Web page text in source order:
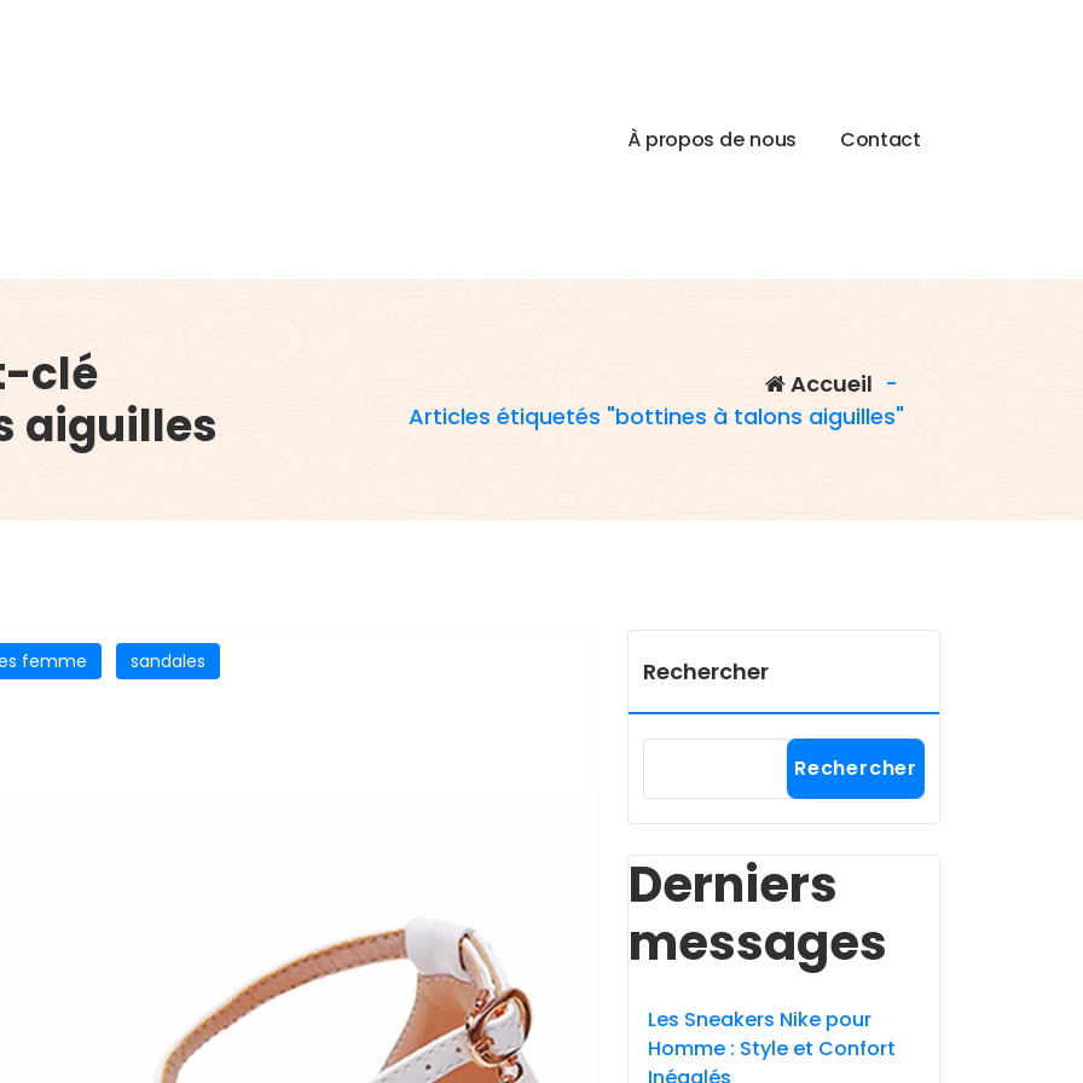
À propos de nous Contact
clé
aiguilles
Accueil -
Articles étiquetés "bottines à talons aiguilles"
femme sandales Rechercher
Rechercher
Derniers
messages
Les Sneakers Nike pour
Homme : Style et Confort
Inégalés